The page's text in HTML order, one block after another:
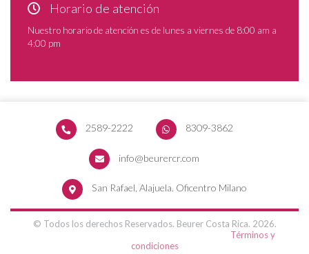
Horario de atención
Nuestro horario de atención es de lunes a viernes de 8:00 am a
4:00 pm
2589-2222 8309-3862
info@beurercr.com
San Rafael, Alajuela. Oficentro Milano
© Todos los derechos Reservados. Beurer Costa Rica. 2026.
Términos y
condiciones